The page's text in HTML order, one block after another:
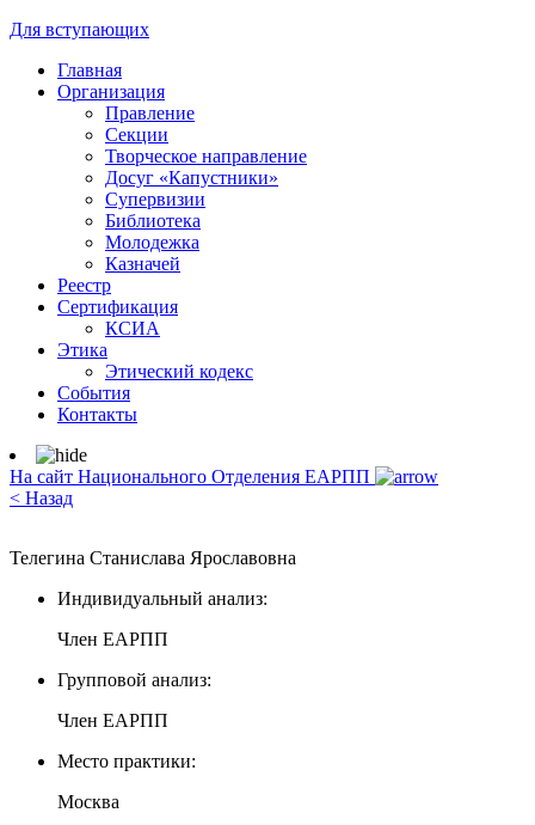
Для вступающих
Главная
Организация
Правление
Секции
Творческое направление
Досуг «Капустники»
Супервизии
Библиотека
Молодежка
Казначей
Реестр
Сертификация
КСИА
Этика
Этический кодекс
События
Контакты
На сайт Национального Отделения ЕАРПП
< Назад
Телегина Станислава Ярославовна
Индивидуальный анализ:
Член ЕАРПП
Групповой анализ:
Член ЕАРПП
Место практики:
Москва